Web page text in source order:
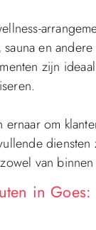
en
zijn
ernaar om
van
in